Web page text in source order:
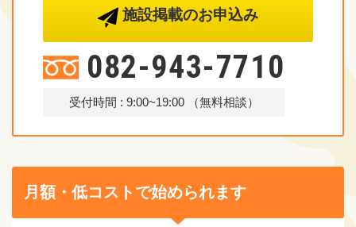
施設掲載のお申込み
082-943-7710
受付時間 : 9:00~19:00 （無料相談）
月額・低コストで始められます